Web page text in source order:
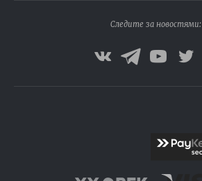
Следите за новостями: